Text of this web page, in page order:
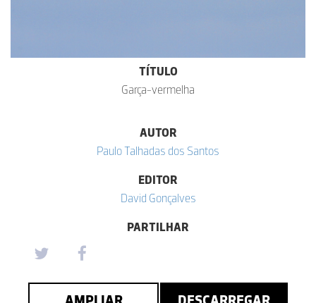
TÍTULO
Garça-vermelha
AUTOR
Paulo Talhadas dos Santos
EDITOR
David Gonçalves
PARTILHAR